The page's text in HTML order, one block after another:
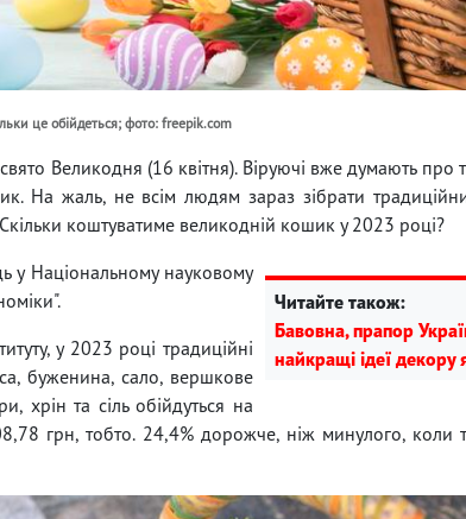
це обійдеться; фото: freepik.com
свято Великодня (16 квітня). Віруючі вже думають про
На жаль, не всім людям зараз зібрати
коштуватиме великодній кошик у 2023 році?
Читайте також:
Бавовна, прапор
найкращі ідеї
у Національному науковому
у 2023 році традиційні
буженина, сало, вершкове
хрін та сіль обійдуться на
грн, тобто. 24,4% дорожче, ніж минулого, коли